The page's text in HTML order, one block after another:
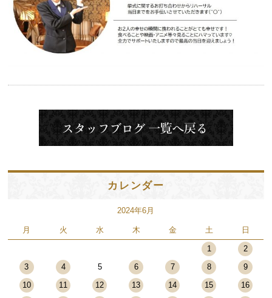
カレンダー
2024年6月
月 火 水 木 金 土 日
1
2
3
4 5 6 7 8
9
10
11 12 13 14 15 16